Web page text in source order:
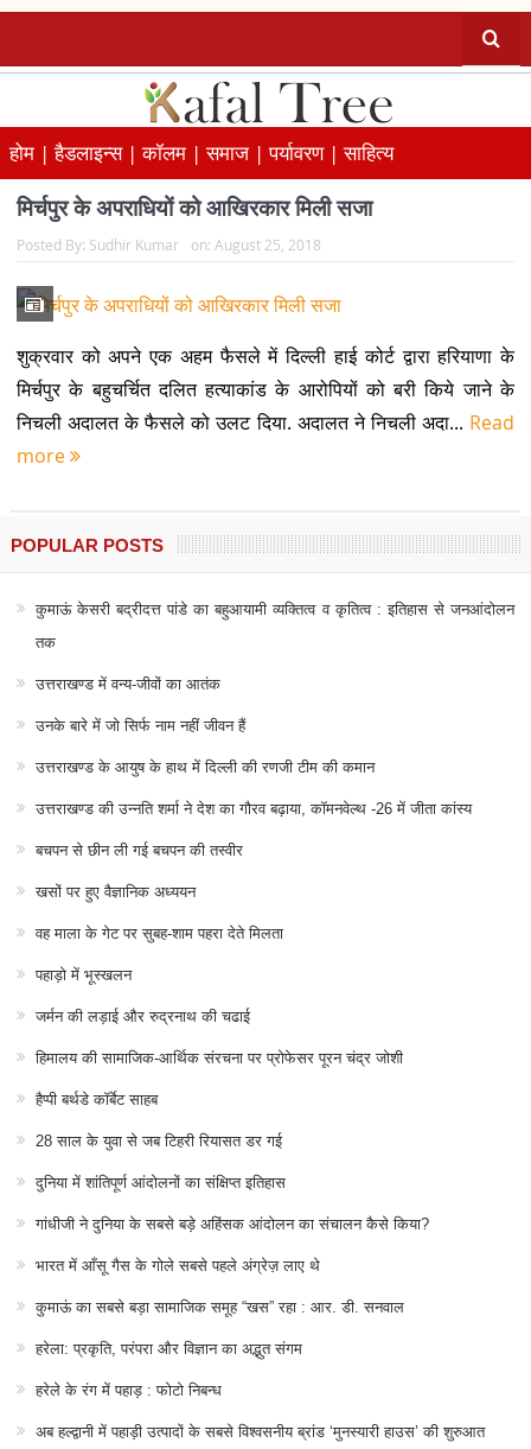
होम |हैडलाइन्स |कॉलम |समाज |पर्यावरण |साहित्य
मिर्चपुर के अपराधियों को आखिरकार मिली सजा
Posted By: Sudhir Kumar on: August 25, 2018
शुक्रवार को अपने एक अहम फैसले में दिल्ली हाई कोर्ट द्वारा हरियाणा के
मिर्चपुर के बहुचर्चित दलित हत्याकांड के आरोपियों को बरी किये जाने के
निचली अदालत के फैसले को उलट दिया. अदालत ने निचली अदा... Read
more
POPULAR POSTS
कुमाऊं केसरी बद्रीदत्त पांडे का बहुआयामी व्यक्तित्व व कृतित्व : इतिहास से जनआंदोलन
तक
उत्तराखण्ड में वन्य-जीवों का आतंक
उनके बारे में जो सिर्फ नाम नहीं जीवन हैं
उत्तराखण्ड के आयुष के हाथ में दिल्ली की रणजी टीम की कमान
उत्तराखण्ड की उन्नति शर्मा ने देश का गौरव बढ़ाया, कॉमनवेल्थ -26 में जीता कांस्य
बचपन से छीन ली गई बचपन की तस्वीर
खसों पर हुए वैज्ञानिक अध्ययन
वह माला के गेट पर सुबह-शाम पहरा देते मिलता
पहाड़ो में भूस्खलन
जर्मन की लड़ाई और रुद्रनाथ की चढाई
हिमालय की सामाजिक-आर्थिक संरचना पर प्रोफेसर पूरन चंद्र जोशी
हैप्पी बर्थडे कॉर्बेट साहब
28 साल के युवा से जब टिहरी रियासत डर गई
दुनिया में शांतिपूर्ण आंदोलनों का संक्षिप्त इतिहास
गांधीजी ने दुनिया के सबसे बड़े अहिंसक आंदोलन का संचालन कैसे किया?
भारत में आँसू गैस के गोले सबसे पहले अंग्रेज़ लाए थे
कुमाऊं का सबसे बड़ा सामाजिक समूह “खस” रहा : आर. डी. सनवाल
हरेला: प्रकृति, परंपरा और विज्ञान का अद्भुत संगम
हरेले के रंग में पहाड़ : फोटो निबन्ध
अब हल्द्वानी में पहाड़ी उत्पादों के सबसे विश्वसनीय ब्रांड ‘मुनस्यारी हाउस’ की शुरुआत